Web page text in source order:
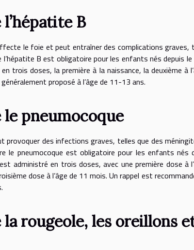
B
le foie et peut entraîner des complications graves,
B est obligatoire pour les enfants nés depuis
trois doses, la première à la naissance, la deuxième à
proposé à l’âge de 11-13 ans.
pneumocoque
provoquer des infections graves, telles que des
le pneumocoque est obligatoire pour les enfants nés
administré en trois doses, avec une première dose à
dose à l’âge de 11 mois. Un rappel est
rougeole, les oreillons